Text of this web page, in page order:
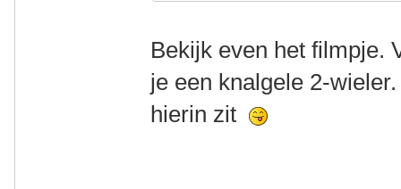
Bekijk even het filmpje.
je een knalgele 2-
hierin zit